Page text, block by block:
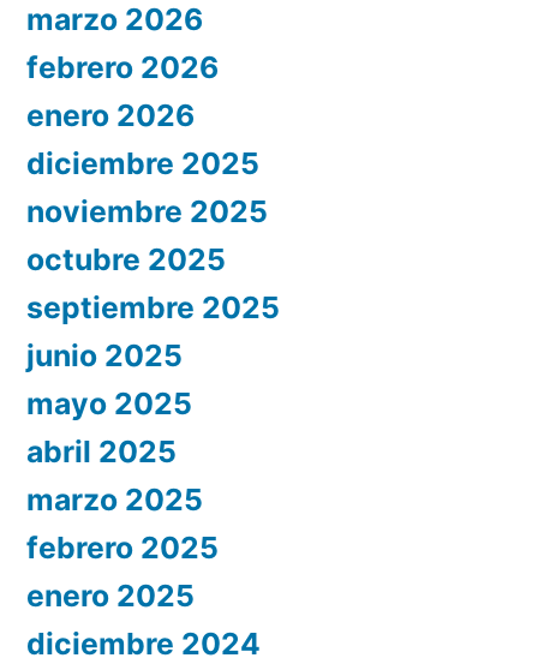
marzo 2026
febrero 2026
enero 2026
diciembre 2025
noviembre 2025
octubre 2025
septiembre 2025
junio 2025
mayo 2025
abril 2025
marzo 2025
febrero 2025
enero 2025
diciembre 2024